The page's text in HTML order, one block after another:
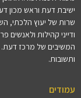
ישיבת דעת וראש מכון
שרות של יעוץ הלכתי,
ודייני קהילות ולאנשים
המשיבים של מרכז
ותשובות.
עמודים